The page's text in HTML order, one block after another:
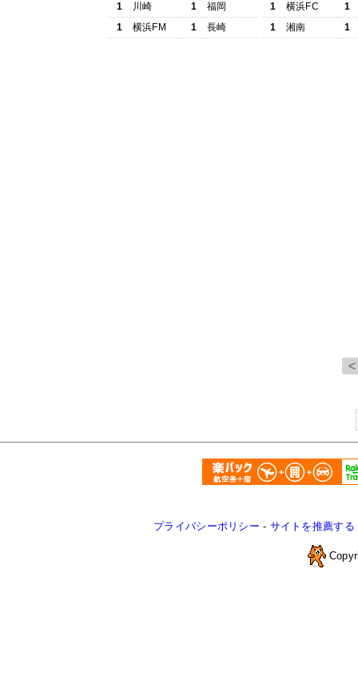
1
川崎 1
福岡
1
横浜FM 1 長崎
1
横浜FC
1
1
湘南 1
プライバシーポリシー - サイトを推薦する